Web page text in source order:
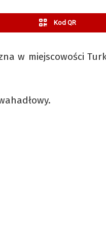
Kod QR
w miejscowości